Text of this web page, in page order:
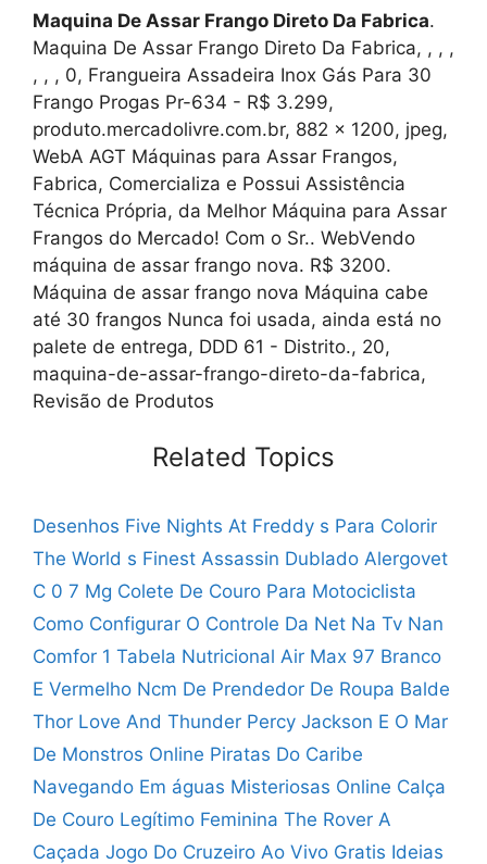
Maquina De Assar Frango Direto Da Fabrica.
Maquina De Assar Frango Direto Da Fabrica, , , ,
, , , 0, Frangueira Assadeira Inox Gás Para 30
Frango Progas Pr-634 - R$ 3.299,
produto.mercadolivre.com.br, 882 x 1200, jpeg,
WebA AGT Máquinas para Assar Frangos,
Fabrica, Comercializa e Possui Assistência
Técnica Própria, da Melhor Máquina para Assar
Frangos do Mercado! Com o Sr.. WebVendo
máquina de assar frango nova. R$ 3200.
Máquina de assar frango nova Máquina cabe
até 30 frangos Nunca foi usada, ainda está no
palete de entrega, DDD 61 - Distrito., 20,
maquina-de-assar-frango-direto-da-fabrica,
Revisão de Produtos
Related Topics
Desenhos Five Nights At Freddy s Para Colorir
The World s Finest Assassin Dublado Alergovet
C 0 7 Mg Colete De Couro Para Motociclista
Como Configurar O Controle Da Net Na Tv Nan
Comfor 1 Tabela Nutricional Air Max 97 Branco
E Vermelho Ncm De Prendedor De Roupa Balde
Thor Love And Thunder Percy Jackson E O Mar
De Monstros Online Piratas Do Caribe
Navegando Em águas Misteriosas Online Calça
De Couro Legítimo Feminina The Rover A
Caçada Jogo Do Cruzeiro Ao Vivo Gratis Ideias